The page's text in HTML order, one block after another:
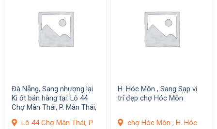
Đà Nẵng, Sang nhượng lại
Ki ốt bán hàng tại: Lô 44
Chợ Mân Thái, P. Mân Thái,
Lô 44 Chợ Mân Thái, P.
H. Hóc Môn , Sang Sạp vị
trí đẹp chợ Hóc Môn
chợ Hóc Môn , H. Hóc